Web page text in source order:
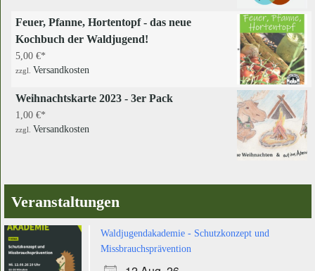
Feuer, Pfanne, Hortentopf - das neue
Kochbuch der Waldjugend!
5,00 €
zzgl. Versandkosten
Weihnachtskarte 2023 - 3er Pack
1,00 €
zzgl. Versandkosten
Veranstaltungen
Waldjugendakademie - Schutzkonzept und
Missbrauchsprävention